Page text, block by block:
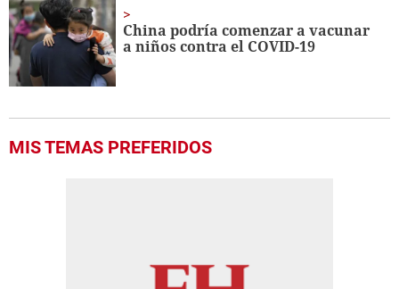
China podría comenzar a vacunar
a niños contra el COVID-19
MIS TEMAS PREFERIDOS